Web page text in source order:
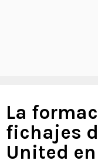
La
fichajes
United